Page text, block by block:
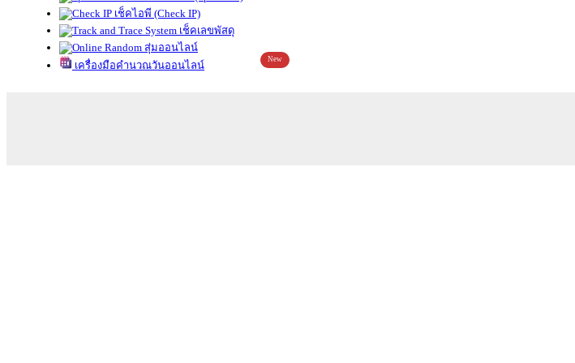
เช็คไอพี (Check IP)
เช็คเลขพัสดุ
สุ่มออนไลน์
เครื่องมือคำนวณวันออนไลน์
New